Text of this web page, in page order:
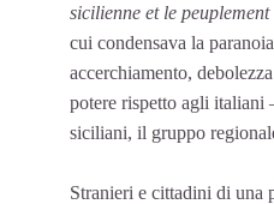
sicilienne et le
cui condensava la
accerchiamento,
potere rispetto agli
siciliani, il gruppo
Stranieri e cittadini di una